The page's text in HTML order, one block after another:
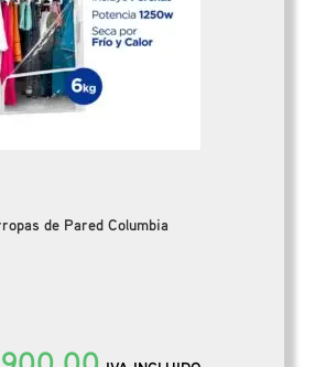
de Pared Columbia